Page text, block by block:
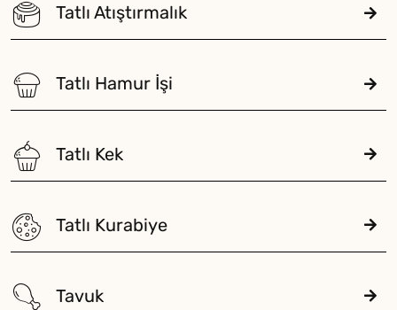
Tatlı Atıştırmalık
Tatlı Hamur İşi
Tatlı Kek
Tatlı Kurabiye
Tavuk